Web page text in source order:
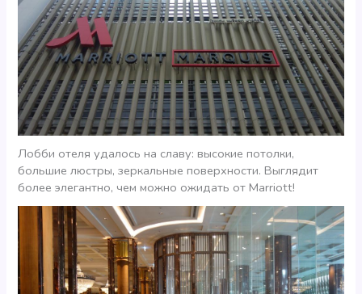
Лобби отеля удалось на славу: высокие потолки,
большие люстры, зеркальные поверхности. Выглядит
более элегантно, чем можно ожидать от Marriott!